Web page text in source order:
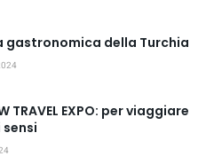
gastronomica della Turchia
TRAVEL EXPO: per viaggiare